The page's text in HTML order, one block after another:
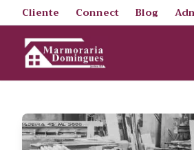
Cliente Connect Blog